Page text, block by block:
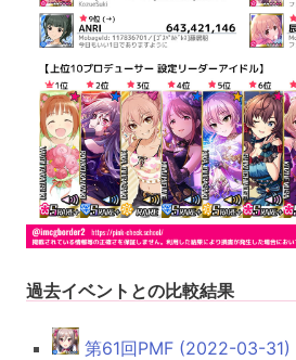
過去イベントとの比較結果
第61回PMF (2022-03-31)